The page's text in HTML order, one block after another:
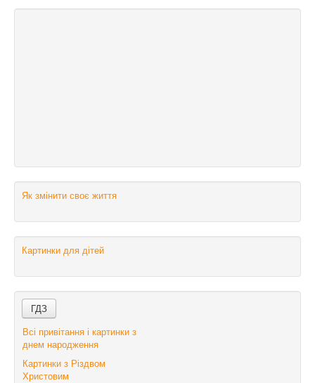
Як змінити своє життя
Картинки для дітей
Всі привітання і картинки з
днем народження
Картинки з Різдвом
Христовим